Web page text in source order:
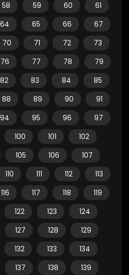
58 59 60
61
64 65 66
67
70 71 72
73
76 77 78
79
82 83 84
85
88 89 90
91
94 95 96
97
100 101
102
105 106
107
110 111 112
113
116 117 118
119
122 123
124
127 128
129
132 133
134
137 138
139